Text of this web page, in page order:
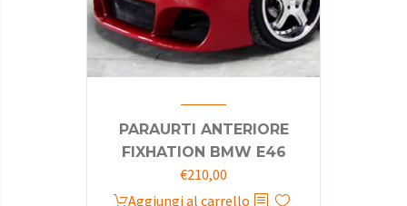
PARAURTI ANTERIORE
FIXHATION BMW E46
Il
prezzo
€210,00
prezzo
Aggiungi al carrello